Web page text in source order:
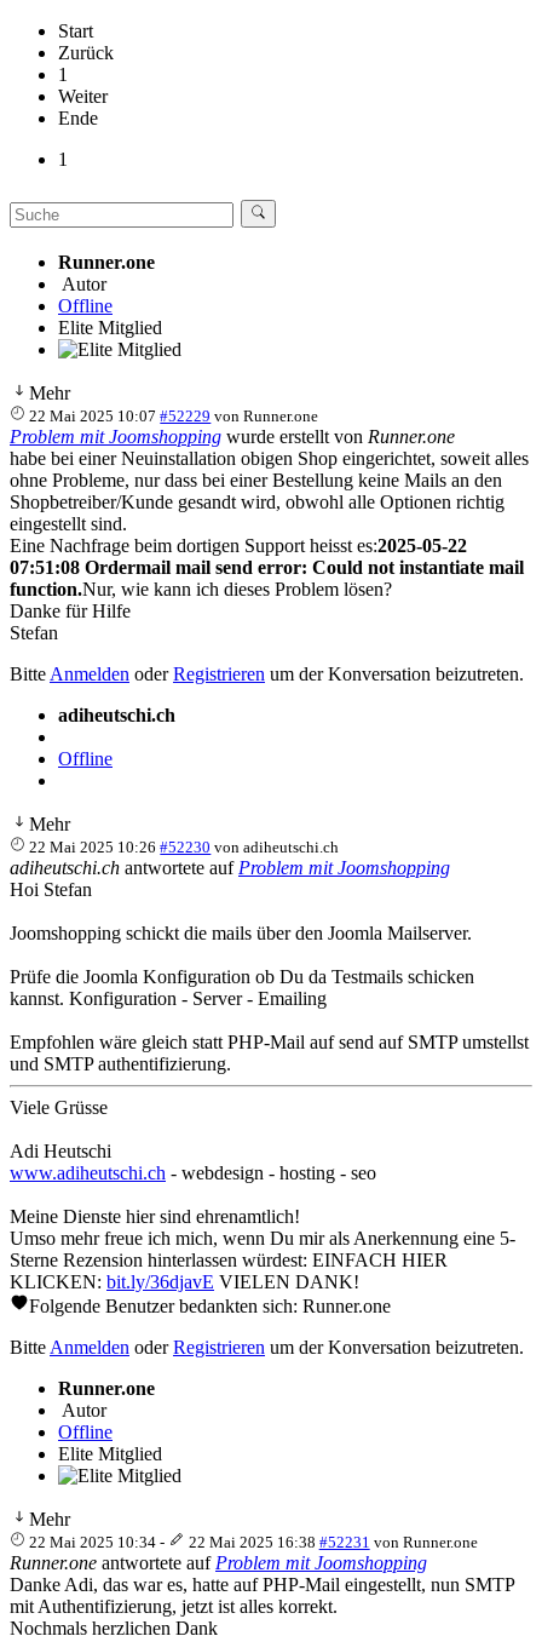
Start
Zurück
1
Weiter
Ende
1
Runner.one
Autor
Offline
Elite Mitglied
Mehr
22 Mai 2025 10:07 #52229 vonRunner.one
Problem mit Joomshopping wurde erstellt von Runner.one
habe bei einer Neuinstallation obigen Shop eingerichtet, soweit alles
ohne Probleme, nur dass bei einer Bestellung keine Mails an den
Shopbetreiber/Kunde gesandt wird, obwohl alle Optionen richtig
eingestellt sind.
Eine Nachfrage beim dortigen Support heisst es:2025-05-22
07:51:08 Ordermail mail send error: Could not instantiate mail
function.Nur, wie kann ich dieses Problem lösen?
Danke für Hilfe
Stefan
Bitte Anmelden oderRegistrieren um der Konversation beizutreten.
adiheutschi.ch
Offline
Mehr
22 Mai 2025 10:26 #52230 vonadiheutschi.ch
adiheutschi.ch antwortete auf Problem mit Joomshopping
Hoi Stefan
Joomshopping schickt die mails über den Joomla Mailserver.
Prüfe die Joomla Konfiguration ob Du da Testmails schicken
kannst. Konfiguration - Server - Emailing
Empfohlen wäre gleich statt PHP-Mail auf send auf SMTP umstellst
und SMTP authentifizierung.
Viele Grüsse
Adi Heutschi
www.adiheutschi.ch - webdesign - hosting - seo
Meine Dienste hier sind ehrenamtlich!
Umso mehr freue ich mich, wenn Du mir als Anerkennung eine 5-
Sterne Rezension hinterlassen würdest: EINFACH HIER
KLICKEN: bit.ly/36djavE VIELEN DANK!
Folgende Benutzer bedankten sich: Runner.one
Bitte Anmelden oderRegistrieren um der Konversation beizutreten.
Runner.one
Autor
Offline
Elite Mitglied
Mehr
22 Mai 2025 10:34 - 22 Mai 2025 16:38 #52231 von Runner.one
Runner.one antwortete auf Problem mit Joomshopping
Danke Adi, das war es, hatte auf PHP-Mail eingestellt, nun SMTP
mit Authentifizierung, jetzt ist alles korrekt.
Nochmals herzlichen Dank